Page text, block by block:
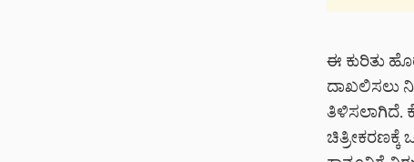
ಈ ಕುರಿತು
ದಾಖಲಿಸಲು
ತಿಳಿಸಲಾಗಿದೆ.
ಚಿತ್ರೀಕರಣಕ್ಕೆ